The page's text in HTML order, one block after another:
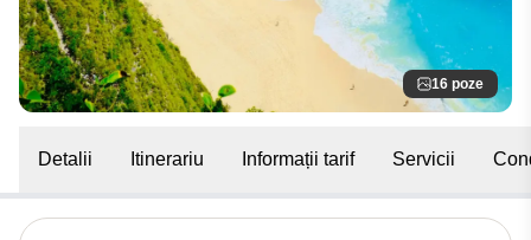
16 poze
Detalii Itinerariu Informații tarif Servicii